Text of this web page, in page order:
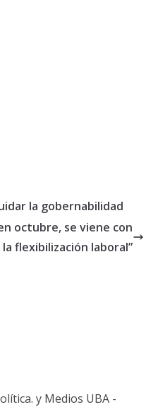
la gobernabilidad
octubre, se viene con
flexibilización laboral”
y Medios UBA -